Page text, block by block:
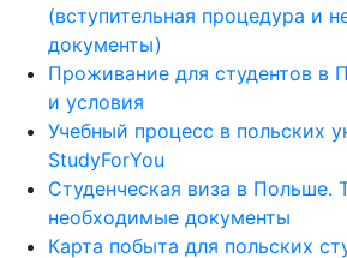
(вступительная процедура и
документы)
Проживание для студентов в
и условия
Учебный процесс в польских
StudyForYou
Студенческая виза в Польше.
необходимые документы
Карта побыта для польских